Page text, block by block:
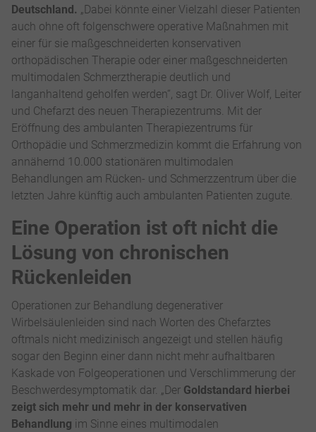
Deutschland. „Dabei könnte einer Vielzahl dieser Patienten
auch ohne oft folgenschwere operative Maßnahmen mit
einer für sie maßgeschneiderten konservativen
orthopädischen Therapie oder einer maßgeschneiderten
multimodalen Schmerztherapie deutlich und
langanhaltend geholfen werden“, sagt Dr. Oliver Wolf, Leiter
und Chefarzt des neuen Therapiezentrums. Mit der
Eröffnung des ambulanten Therapiezentrums für
Orthopädie und Schmerzmedizin kommt die Erfahrung von
annähernd 10.000 stationären multimodalen
Behandlungen am Rücken- und Schmerzzentrum über die
letzten Jahre künftig auch ambulanten Patienten zugute.
Eine Operation ist oft nicht die
Lösung von chronischen
Rückenleiden
Operationen zur Behandlung degenerativer
Wirbelsäulenleiden sind nach Worten des Chefarztes
oftmals nicht medizinisch angezeigt und stellen häufig
sogar den Beginn einer dann nicht mehr aufhaltbaren
Kaskade von Folgeoperationen und Verschlimmerung der
Beschwerdesymptomatik dar. „Der Goldstandard hierbei
zeigt sich mehr und mehr in der konservativen
Behandlung im Sinne eines multimodalen